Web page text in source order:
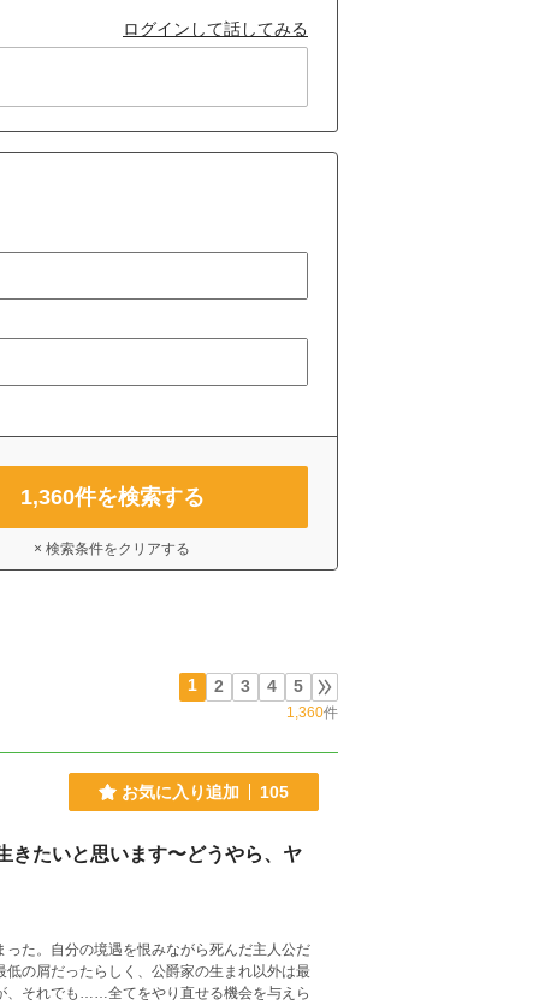
ログインして話してみる
1,360件を検索する
× 検索条件をクリアする
1 2 3 4 5
1,360件
お気に入り追加 105
きたいと思います〜どうやら、ヤ
た。自分の境遇を恨みながら死んだ主人公だ
の屑だったらしく、公爵家の生まれ以外は最